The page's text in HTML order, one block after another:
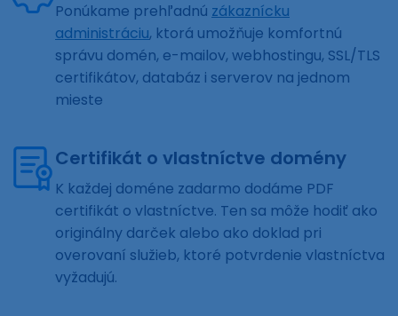
Ponúkame prehľadnú zákaznícku
administráciu, ktorá umožňuje komfortnú
správu domén, e-mailov, webhostingu, SSL/TLS
certifikátov, databáz i serverov na jednom
mieste
Certifikát o vlastníctve domény
K každej doméne zadarmo dodáme PDF
certifikát o vlastníctve. Ten sa môže hodiť ako
originálny darček alebo ako doklad pri
overovaní služieb, ktoré potvrdenie vlastníctva
vyžadujú.